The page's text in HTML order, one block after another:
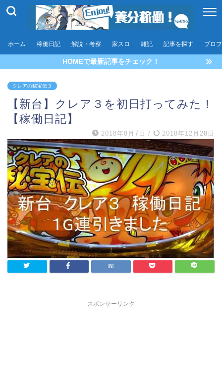
ホーム 稼働日記 解説・考察 家スロ 雑記 記事を探す プロ
HOMEで最新記事をチェック！
クレアの秘宝伝３
【新台】クレア３を初日打ってみた！
【稼働日記】
2018年8月7日 / 2018年12月28日
スポンサーリンク